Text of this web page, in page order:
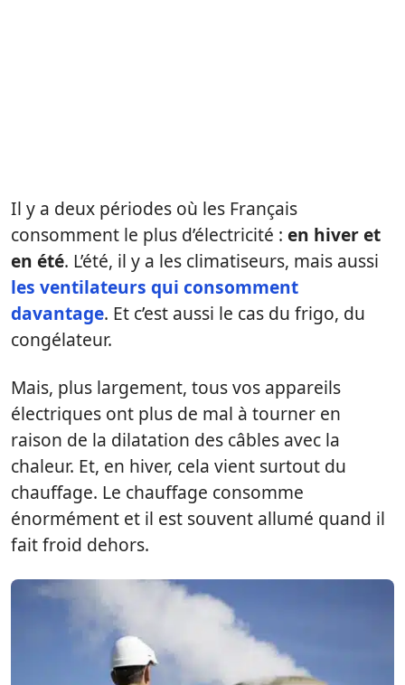
Il y a deux périodes où les Français
consomment le plus d’électricité : en hiver et
en été. L’été, il y a les climatiseurs, mais aussi
les ventilateurs qui consomment
davantage. Et c’est aussi le cas du frigo, du
congélateur.
Mais, plus largement, tous vos appareils
électriques ont plus de mal à tourner en
raison de la dilatation des câbles avec la
chaleur. Et, en hiver, cela vient surtout du
chauffage. Le chauffage consomme
énormément et il est souvent allumé quand il
fait froid dehors.